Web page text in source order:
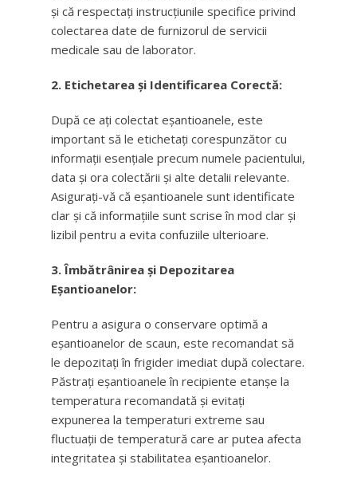
și că respectați instrucțiunile specifice privind
colectarea date de furnizorul de servicii
medicale sau de laborator.
2. Etichetarea și Identificarea Corectă:
După ce ați colectat eșantioanele, este
important să le etichetați corespunzător cu
informații esențiale precum numele pacientului,
data și ora colectării și alte detalii relevante.
Asigurați-vă că eșantioanele sunt identificate
clar și că informațiile sunt scrise în mod clar și
lizibil pentru a evita confuziile ulterioare.
3. Îmbătrânirea și Depozitarea
Eșantioanelor:
Pentru a asigura o conservare optimă a
eșantioanelor de scaun, este recomandat să
le depozitați în frigider imediat după colectare.
Păstrați eșantioanele în recipiente etanșe la
temperatura recomandată și evitați
expunerea la temperaturi extreme sau
fluctuații de temperatură care ar putea afecta
integritatea și stabilitatea eșantioanelor.